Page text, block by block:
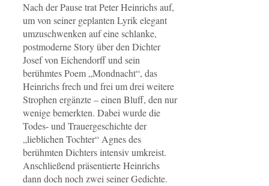
Nach der Pause trat Peter Heinrichs auf,
um von seiner geplanten Lyrik elegant
umzuschwenken auf eine schlanke,
postmoderne Story über den Dichter
Josef von Eichendorff und sein
berühmtes Poem „Mondnacht“, das
Heinrichs frech und frei um drei weitere
Strophen ergänzte – einen Bluff, den nur
wenige bemerkten. Dabei wurde die
Todes- und Trauergeschichte der
„lieblichen Tochter“ Agnes des
berühmten Dichters intensiv umkreist.
Anschließend präsentierte Heinrichs
dann doch noch zwei seiner Gedichte.